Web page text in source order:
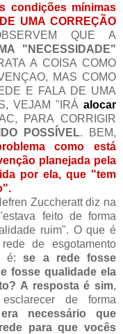
condições mínimas
UMA CORREÇÃO
QUE A
"NECESSIDADE"
A COISA COMO
MAS COMO
E FALA DE UMA
VEJAM "IRÁ alocar
PARA CORRIGIR
POSSÍVEL. BEM,
como está
planejada pela
por ela, que "tem
Zuccheratt diz na
feito de forma
ruim". O que é
de esgotamento
é:se a rede fosse
fosse qualidade ela
A resposta é sim,
de forma
necessário que
para que vocês